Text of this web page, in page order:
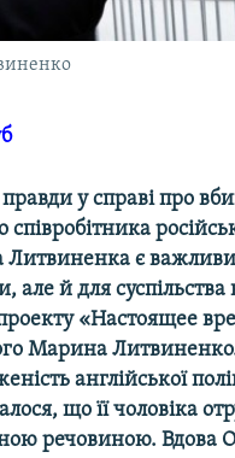
RL
у справі про
Литвиненка є
але й для
«Настоящее
Марина
англійської
що її чоловіка
речовиною. Вдова